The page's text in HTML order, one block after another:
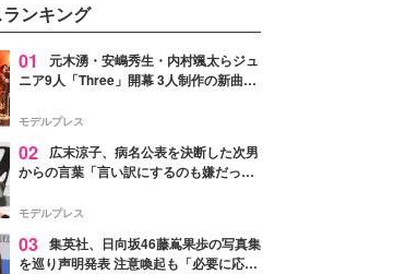
デルの宮城舞と島村雄大の特別対
談をお届け！それぞれの視点か
ら、今作ならではの魅力や予想外
の感動をもたらす奥深いストーリ
た。
ンキング
01
元木湧・安嶋秀生・内村颯太らジュ
ニア9人「Three」開幕 3人制作の新曲＆
進んで夢を掴みたい」【ゲネプロレポ】
モデルプレス
02
広末涼子、病名公表を決断した次男
からの言葉「言い訳にするのも嫌だっ
モデルプレス
03 集英社、日向坂46藤嶌果歩の写真集
を巡り声明発表 注意喚起も「必要に応じ